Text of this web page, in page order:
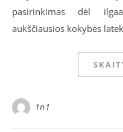
pasirinkimas dėl
aukščiausios kokybės
1n1